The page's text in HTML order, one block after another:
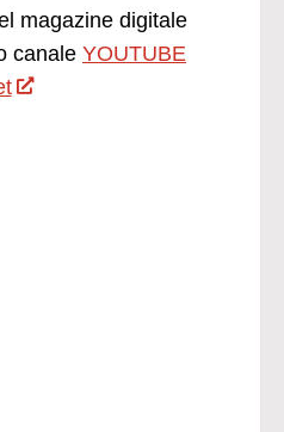
magazine digitale
canale YOUTUBE